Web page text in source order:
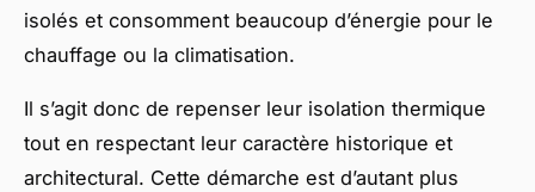
isolés et consomment beaucoup d’énergie pour le
chauffage ou la climatisation.
Il s’agit donc de repenser leur isolation thermique
tout en respectant leur caractère historique et
architectural. Cette démarche est d’autant plus